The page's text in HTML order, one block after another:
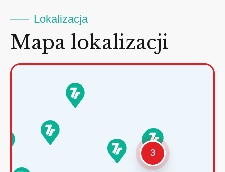
Lokalizacja
Mapa lokalizacji
3